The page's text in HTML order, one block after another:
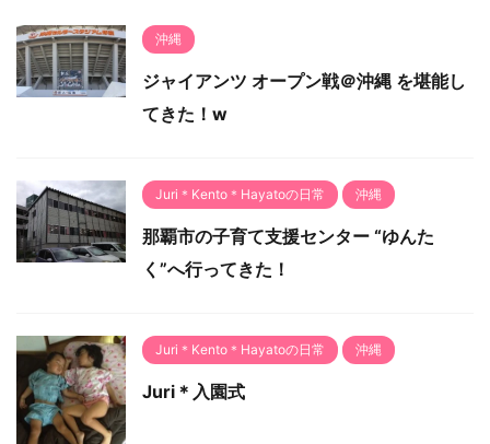
沖縄
ジャイアンツ オープン戦＠沖縄 を堪能し
てきた！w
Juri＊Kento＊Hayatoの日常 沖縄
那覇市の子育て支援センター “ゆんた
く”へ行ってきた！
Juri＊Kento＊Hayatoの日常 沖縄
Juri＊入園式